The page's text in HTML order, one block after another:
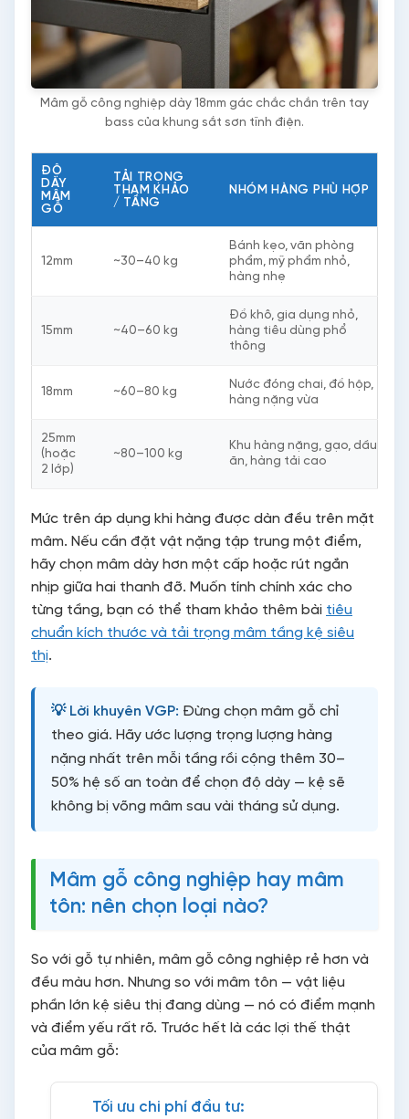
Mâm gỗ công nghiệp dày 18mm gác chắc chắn trên tay
bass của khung sắt sơn tĩnh điện.
ĐỘ
DÀY
MÂM
GỖ
TẢI TRỌNG
THAM KHẢO
/ TẦNG
NHÓM HÀNG PHÙ HỢP
12mm ~30–40 kg
Bánh kẹo, văn phòng
phẩm, mỹ phẩm nhỏ,
hàng nhẹ
15mm ~40–60 kg
Đồ khô, gia dụng nhỏ,
hàng tiêu dùng phổ
thông
18mm ~60–80 kg
Nước đóng chai, đồ hộp,
hàng nặng vừa
25mm
(hoặc
2 lớp)
~80–100 kg
Khu hàng nặng, gạo, dầu
ăn, hàng tải cao
Mức trên áp dụng khi hàng được dàn đều trên mặt
mâm. Nếu cần đặt vật nặng tập trung một điểm,
hãy chọn mâm dày hơn một cấp hoặc rút ngắn
nhịp giữa hai thanh đỡ. Muốn tính chính xác cho
từng tầng, bạn có thể tham khảo thêm bài tiêu
chuẩn kích thước và tải trọng mâm tầng kệ siêu
thị.
💡 Lời khuyên VGP: Đừng chọn mâm gỗ chỉ
theo giá. Hãy ước lượng trọng lượng hàng
nặng nhất trên mỗi tầng rồi cộng thêm 30–
50% hệ số an toàn để chọn độ dày — kệ sẽ
không bị võng mâm sau vài tháng sử dụng.
Mâm gỗ công nghiệp hay mâm
tôn: nên chọn loại nào?
So với gỗ tự nhiên, mâm gỗ công nghiệp rẻ hơn và
đều màu hơn. Nhưng so với mâm tôn — vật liệu
phần lớn kệ siêu thị đang dùng — nó có điểm mạnh
và điểm yếu rất rõ. Trước hết là các lợi thế thật
của mâm gỗ:
Tối ưu chi phí đầu tư: